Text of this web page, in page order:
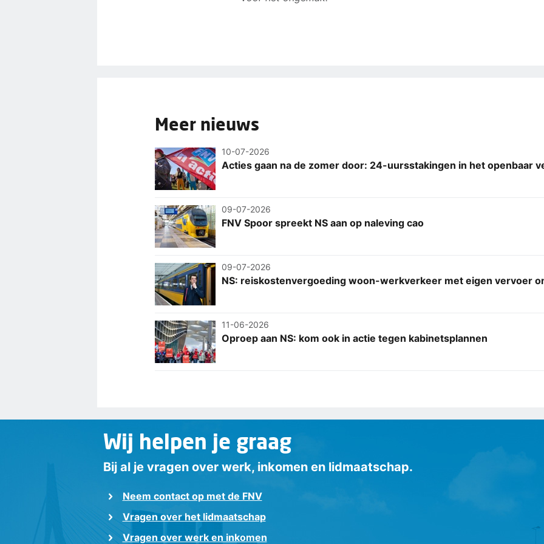
Meer nieuws
10-07-2026
Acties gaan na de zomer door: 24-uursstakingen in het openbaar
09-07-2026
FNV Spoor spreekt NS aan op naleving cao
09-07-2026
NS: reiskostenvergoeding woon-werkverkeer met eigen vervoer
11-06-2026
Oproep aan NS: kom ook in actie tegen kabinetsplannen
Wij helpen je graag
Bij al je vragen over werk, inkomen en lidmaatschap.
Neem contact op met de FNV
Vragen over het lidmaatschap
Vragen over werk en inkomen